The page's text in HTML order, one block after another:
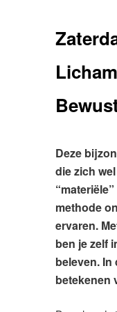
Deze
die zich
methode
ervaren.
ben je zelf
beleven. In
betekenen